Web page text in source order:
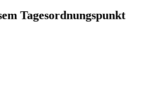
Tagesordnungspunkt